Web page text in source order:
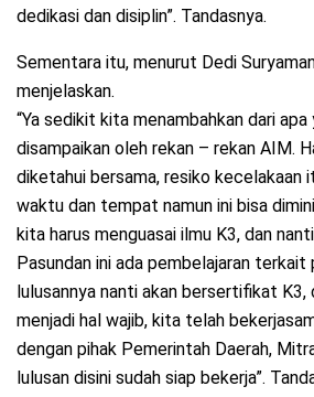
dedikasi dan disiplin”. Tandasnya.
Sementara itu, menurut Dedi
menjelaskan.
“Ya sedikit kita menambahkan dari
disampaikan oleh rekan – rekan AIM.
diketahui bersama, resiko kecelakaan
waktu dan tempat namun ini bisa
kita harus menguasai ilmu K3, dan
Pasundan ini ada pembelajaran terkait
lulusannya nanti akan bersertifikat K3,
menjadi hal wajib, kita telah
dengan pihak Pemerintah Daerah,
lulusan disini sudah siap bekerja”.